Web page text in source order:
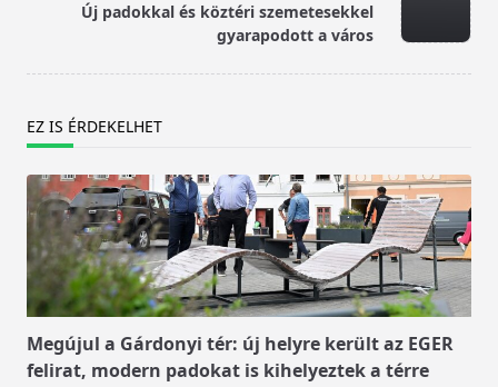
reader-Új padokkal és köztéri szemetesekkel
gyarapodott a város
EZ IS ÉRDEKELHET
Megújul a Gárdonyi tér: új helyre került az EGER
felirat, modern padokat is kihelyeztek a térre